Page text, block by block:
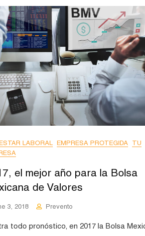
LABORAL EMPRESA PROTEGIDA TU
el mejor año para la Bolsa
de Valores
3, 2018 Prevento
todo pronóstico, en 2017 la Bolsa